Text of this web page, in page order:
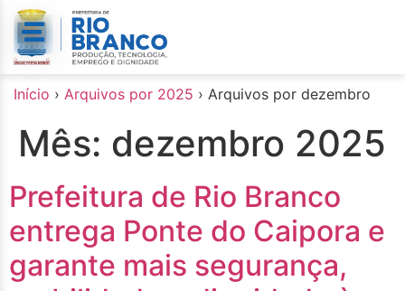
conteúdo
Início › Arquivos por 2025 › Arquivos por dezembro
Mês: dezembro 2025
Prefeitura de Rio Branco
entrega Ponte do Caipora e
garante mais segurança,